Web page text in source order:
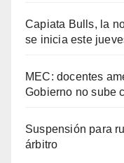
Capiata Bulls, la
se inicia este
MEC: docentes
Gobierno no sube
Suspensión para
árbitro